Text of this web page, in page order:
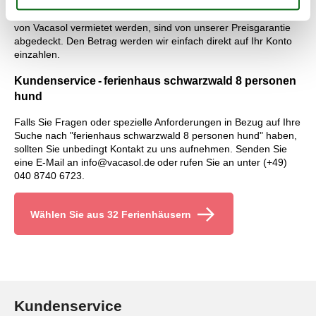
unserer Preisgarantie abgedeckt. Alle Ferienhäuser, die mithilfe
von Vacasol vermietet werden, sind von unserer Preisgarantie
abgedeckt. Den Betrag werden wir einfach direkt auf Ihr Konto
einzahlen.
Kundenservice - ferienhaus schwarzwald 8 personen
hund
Falls Sie Fragen oder spezielle Anforderungen in Bezug auf Ihre
Suche nach "ferienhaus schwarzwald 8 personen hund" haben,
sollten Sie unbedingt Kontakt zu uns aufnehmen. Senden Sie
eine E-Mail an info@vacasol.de oder rufen Sie an unter (+49)
040 8740 6723.
Wählen Sie aus 32 Ferienhäusern
Kundenservice